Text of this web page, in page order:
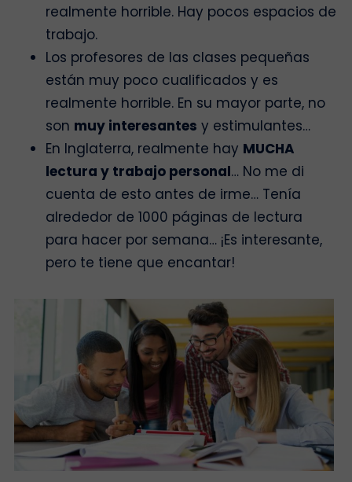
realmente horrible. Hay pocos espacios de
trabajo.
Los profesores de las clases pequeñas
están muy poco cualificados y es
realmente horrible. En su mayor parte, no
son muy interesantes y estimulantes…
En Inglaterra, realmente hay MUCHA
lectura y trabajo personal… No me di
cuenta de esto antes de irme… Tenía
alrededor de 1000 páginas de lectura
para hacer por semana… ¡Es interesante,
pero te tiene que encantar!